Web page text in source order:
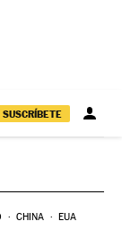
SUSCRÍBETE
CHINA EUA